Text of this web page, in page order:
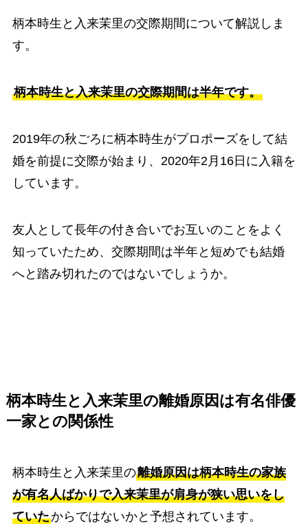
柄本時生と入来茉里の交際期間について解説しま
す。
柄本時生と入来茉里の交際期間は半年です。
2019年の秋ごろに柄本時生がプロポーズをして結
婚を前提に交際が始まり、2020年2月16日に入籍を
しています。
友人として長年の付き合いでお互いのことをよく
知っていたため、交際期間は半年と短めでも結婚
へと踏み切れたのではないでしょうか。
柄本時生と入来茉里の離婚原因は有名俳優
一家との関係性
柄本時生と入来茉里の離婚原因は柄本時生の家族
が有名人ばかりで入来茉里が肩身が狭い思いをし
ていたからではないかと予想されています。